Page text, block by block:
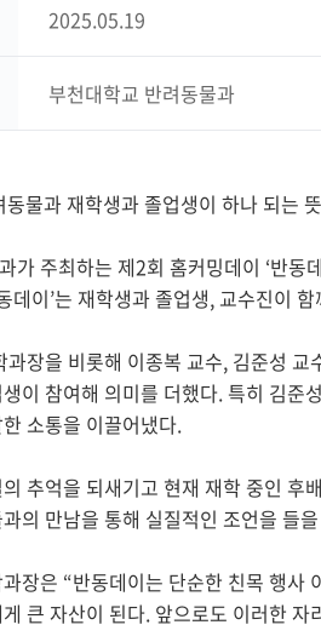
2025.05.19
부천대학교 반려동물과
물과 재학생과 졸업생이 하나 되는
가 주최하는 제2회 홈커밍데이 ‘반
데이’는 재학생과 졸업생, 교수진이
과장을 비롯해 이종복 교수, 김준성
이 참여해 의미를 더했다. 특히 김
소통을 이끌어냈다.
추억을 되새기고 현재 재학 중인
의 만남을 통해 실질적인 조언을 들
장은 “반동데이는 단순한 친목 행사
큰 자산이 된다. 앞으로도 이러한